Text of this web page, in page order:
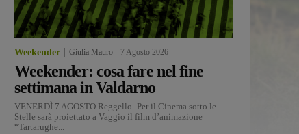
Weekender Giulia Mauro 7 Agosto 2026
Weekender: cosa fare nel fine
settimana in Valdarno
VENERDÌ 7 AGOSTO Reggello- Per il Cinema sotto le
Stelle sarà proiettato a Vaggio il film d’animazione
“Tartarughe...